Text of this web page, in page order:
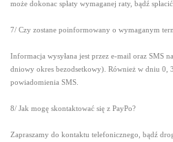
może dokonac spłaty wymaganej raty, bądź
7/ Czy zostane poinformowany o wymaganym
Informacja wysyłana jest przez e-mail oraz SMS
dniowy okres bezodsetkowy). Również w dniu 0,
powiadomienia SMS.
8/ Jak mogę skontaktować się z PayPo?
Zapraszamy do kontaktu telefonicznego, bądź